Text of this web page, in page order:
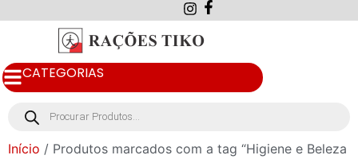
CATEGORIAS
Início / Produtos marcados com a tag “Higiene e Beleza